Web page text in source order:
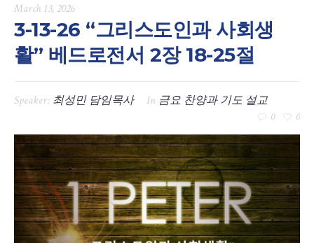
March 13, 2026
3-13-26 “그리스도인과 사회생
활” 베드로전서 2장 18-25절
Speaker: 최성민 담임목사 In 금요 찬양과 기도 설교
0 0